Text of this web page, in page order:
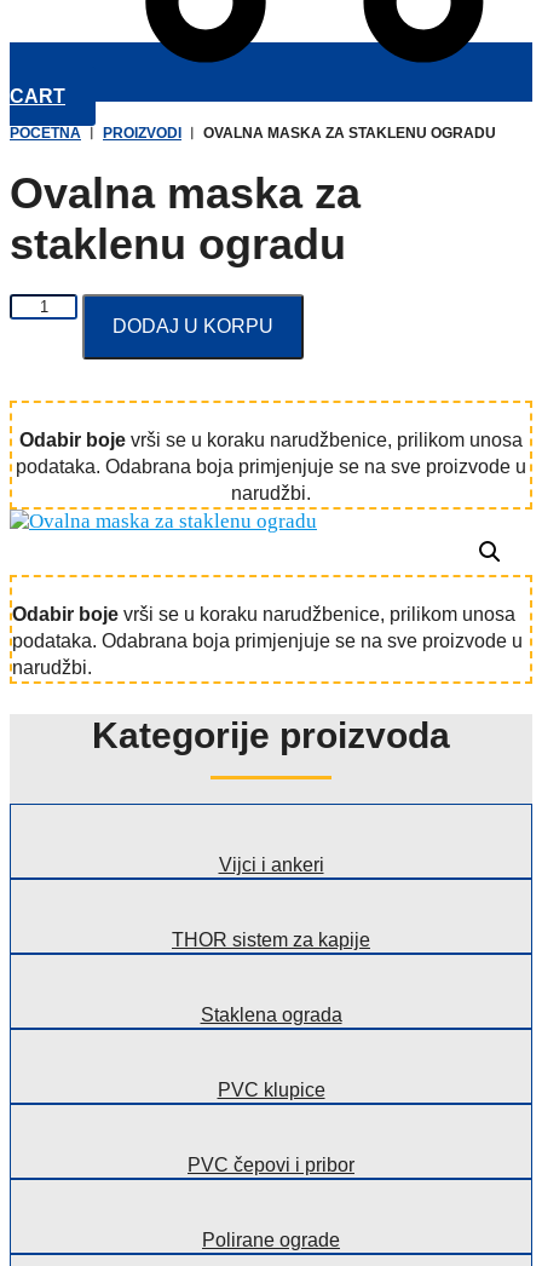
CART
POČETNA PROIZVODI OVALNA MASKA ZA STAKLENU OGRADU
Ovalna maska za
staklenu ogradu
Ovalna
ogradu
količina
DODAJ U KORPU
Odabir boje vrši se u koraku narudžbenice, prilikom unosa
podataka. Odabrana boja primjenjuje se na sve proizvode u
narudžbi.
Odabir boje vrši se u koraku narudžbenice, prilikom unosa
podataka. Odabrana boja primjenjuje se na sve proizvode u
narudžbi.
Kategorije proizvoda
Vijci i ankeri
THOR sistem za kapije
Staklena ograda
PVC klupice
PVC čepovi i pribor
Polirane ograde